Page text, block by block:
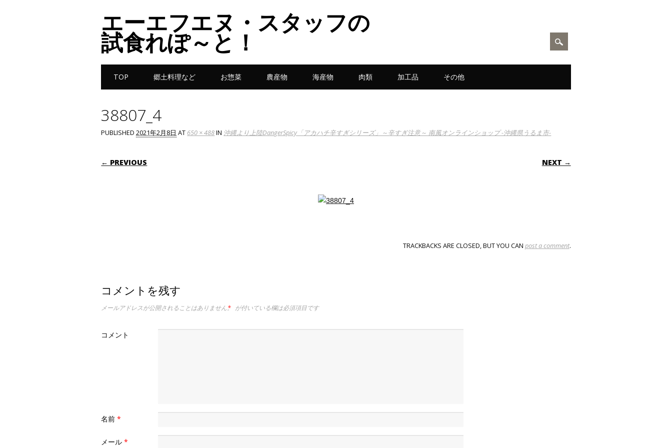
エーエフエヌ・スタッフの
試食れぽ～と！
Main menu
TOP 郷土料理など お惣菜 農産物 海産物 肉類 加工品 その他
38807_4
PUBLISHED2021年2月8日 AT 650 × 488IN 沖縄より上陸DangerSpicy「アカハチ辛すぎシリーズ」～辛すぎ注意～ 南風オンラインショップ -沖縄県うるま市-
← PREVIOUS NEXT →
TRACKBACKS ARE CLOSED, BUT YOU CAN post a comment.
コメントを残す
メールアドレスが公開されることはありません。
* が付いている欄は必須項目です
コメント
名前*
メール*